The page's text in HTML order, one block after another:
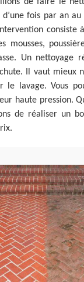
fois par an au
consiste
mousses,
Un nettoyage
Il vaut mieux
le lavage. Vous
haute pression.
de réaliser un